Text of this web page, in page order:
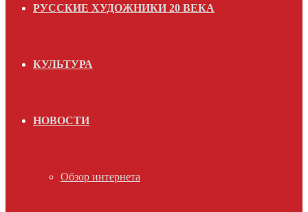
РУССКИЕ ХУДОЖНИКИ 20 ВЕКА
КУЛЬТУРА
НОВОСТИ
Обзор интернета